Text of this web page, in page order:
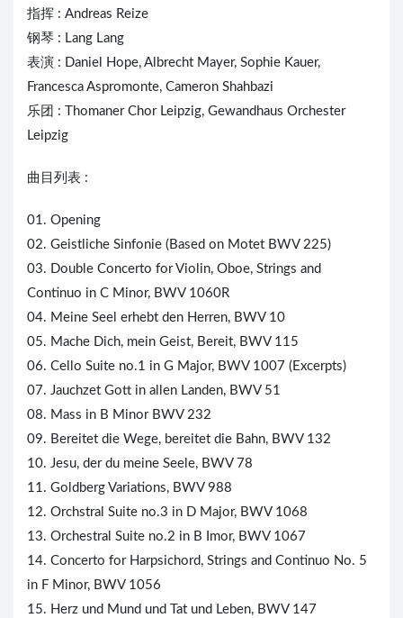
指挥 : Andreas Reize
钢琴 : Lang Lang
表演 : Daniel Hope, Albrecht Mayer, Sophie Kauer,
Francesca Aspromonte, Cameron Shahbazi
乐团 : Thomaner Chor Leipzig, Gewandhaus Orchester
Leipzig
曲目列表 :
01. Opening
02. Geistliche Sinfonie (Based on Motet BWV 225)
03. Double Concerto for Violin, Oboe, Strings and
Continuo in C Minor, BWV 1060R
04. Meine Seel erhebt den Herren, BWV 10
05. Mache Dich, mein Geist, Bereit, BWV 115
06. Cello Suite no.1 in G Major, BWV 1007 (Excerpts)
07. Jauchzet Gott in allen Landen, BWV 51
08. Mass in B Minor BWV 232
09. Bereitet die Wege, bereitet die Bahn, BWV 132
10. Jesu, der du meine Seele, BWV 78
11. Goldberg Variations, BWV 988
12. Orchstral Suite no.3 in D Major, BWV 1068
13. Orchestral Suite no.2 in B Imor, BWV 1067
14. Concerto for Harpsichord, Strings and Continuo No. 5
in F Minor, BWV 1056
15. Herz und Mund und Tat und Leben, BWV 147